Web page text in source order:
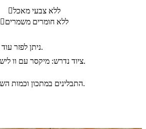
ללא צבעי מאכל
ללא חומרים משמרים
ניתן לפזר עוד מלח גס מעל לפני ההגשה.
ציוד נדרש: מיקסר עם וו לישה, 2 תבניות מלבניות.
התבלינים במתכון וכמות השום לפי הטעם האישי.